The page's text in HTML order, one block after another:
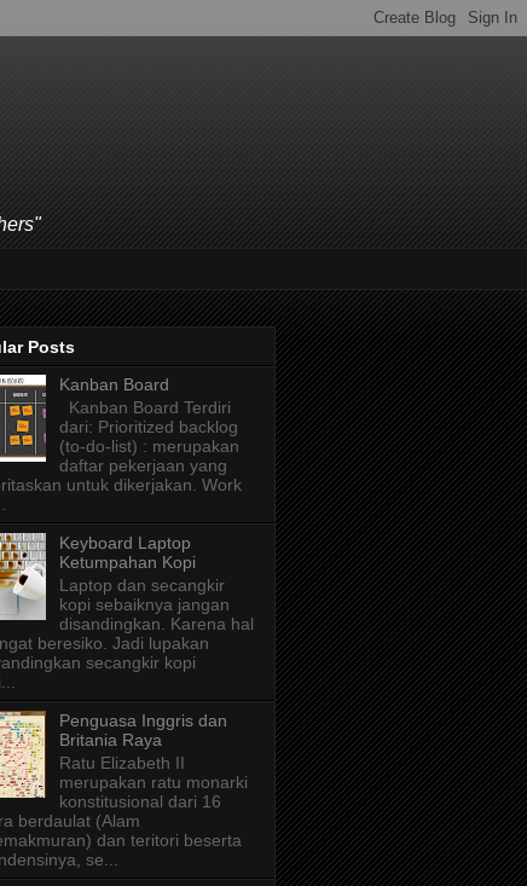
Posts
Kanban Board
Kanban Board Terdiri
dari: Prioritized backlog
(to-do-list) : merupakan
daftar pekerjaan yang
untuk dikerjakan. Work
Keyboard Laptop
Ketumpahan Kopi
Laptop dan secangkir
kopi sebaiknya jangan
disandingkan. Karena hal
beresiko. Jadi lupakan
secangkir kopi
Penguasa Inggris dan
Britania Raya
Ratu Elizabeth II
merupakan ratu monarki
konstitusional dari 16
berdaulat (Alam
dan teritori beserta
se...